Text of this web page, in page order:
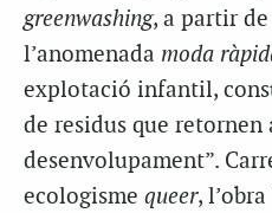
greenwashing, a partir
l’anomenada moda
explotació infantil,
de residus que retornen
desenvolupament”.
ecologisme queer,